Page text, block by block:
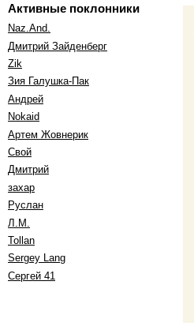
Активные поклонники
Naz.And.
Дмитрий Зайденберг
Zik
Зия Галушка-Пак
Андрей
Nokaid
Артем Жовнерик
Свой
Дмитрий
захар
Руслан
Л.М.
Tollan
Sergey Lang
Сергей 41